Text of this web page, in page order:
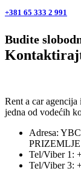
+381 65 333 2 991
Budite
Rent a car agencija
jedna od vodećih
Adresa:
Tel/Viber 1:
Tel/Viber 3: